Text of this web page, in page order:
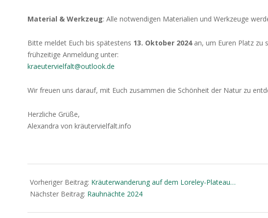
Material & Werkzeug: Alle notwendigen Materialien und Werkzeuge
Bitte meldet Euch bis spätestens 13. Oktober 2024an, um Euren Platz zu
frühzeitige Anmeldung unter:
kraeutervielfalt@outlook.de
Wir freuen uns darauf, mit Euch zusammen die Schönheit der Natur zu
Herzliche Grüße,
Alexandra von kräutervielfalt.info
09-
01
Vorheriger Beitrag: Kräuterwanderung auf dem Loreley-Plateau…
Nächster Beitrag: Rauhnächte 2024